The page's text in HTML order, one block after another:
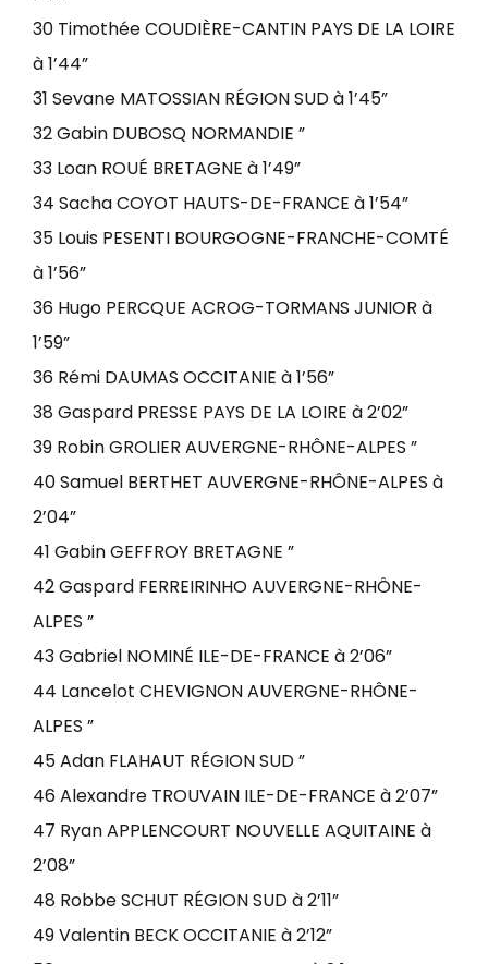
30 Timothée COUDIÈRE-CANTIN PAYS DE LA LOIRE
à 1’44”
31 Sevane MATOSSIAN RÉGION SUD à 1’45”
32 Gabin DUBOSQ NORMANDIE ”
33 Loan ROUÉ BRETAGNE à 1’49”
34 Sacha COYOT HAUTS-DE-FRANCE à 1’54”
35 Louis PESENTI BOURGOGNE-FRANCHE-COMTÉ
à 1’56”
36 Hugo PERCQUE ACROG-TORMANS JUNIOR à
1’59”
36 Rémi DAUMAS OCCITANIE à 1’56”
38 Gaspard PRESSE PAYS DE LA LOIRE à 2’02”
39 Robin GROLIER AUVERGNE-RHÔNE-ALPES ”
40 Samuel BERTHET AUVERGNE-RHÔNE-ALPES à
2’04”
41 Gabin GEFFROY BRETAGNE ”
42 Gaspard FERREIRINHO AUVERGNE-RHÔNE-
ALPES ”
43 Gabriel NOMINÉ ILE-DE-FRANCE à 2’06”
44 Lancelot CHEVIGNON AUVERGNE-RHÔNE-
ALPES ”
45 Adan FLAHAUT RÉGION SUD ”
46 Alexandre TROUVAIN ILE-DE-FRANCE à 2’07”
47 Ryan APPLENCOURT NOUVELLE AQUITAINE à
2’08”
48 Robbe SCHUT RÉGION SUD à 2’11”
49 Valentin BECK OCCITANIE à 2’12”